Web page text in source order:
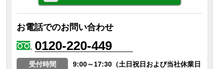
お電話でのお問い合わせ
0120-220-449
受付時間
9:00～17:30（土日祝日および当社休業日